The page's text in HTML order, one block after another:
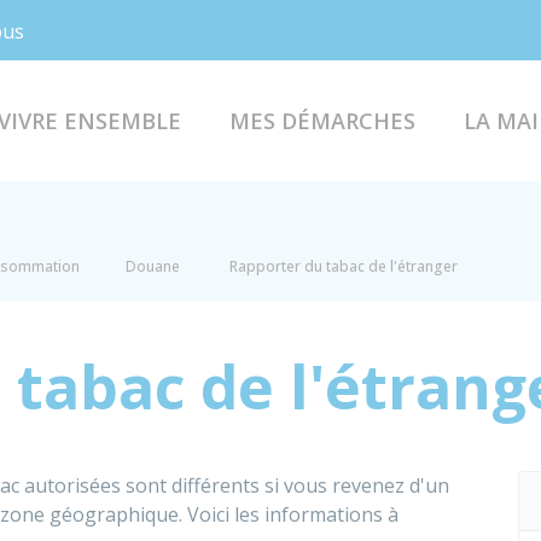
ENSEMBLE MES DÉMARCHES LA
Douane Rapporter du tabac de l'étranger
de
autorisées sont différents si vous revenez d'un
géographique. Voici les informations à